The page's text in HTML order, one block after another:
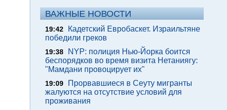
ВАЖНЫЕ НОВОСТИ
19:42
Кадетский Евробаскет. Израильтяне
победили греков
19:38
NYP: полиция Нью-Йорка боится
беспорядков во время визита Нетаниягу:
"Мамдани провоцирует их"
19:09
Прорвавшиеся в Сеуту мигранты
жалуются на отсутствие условий для
проживания